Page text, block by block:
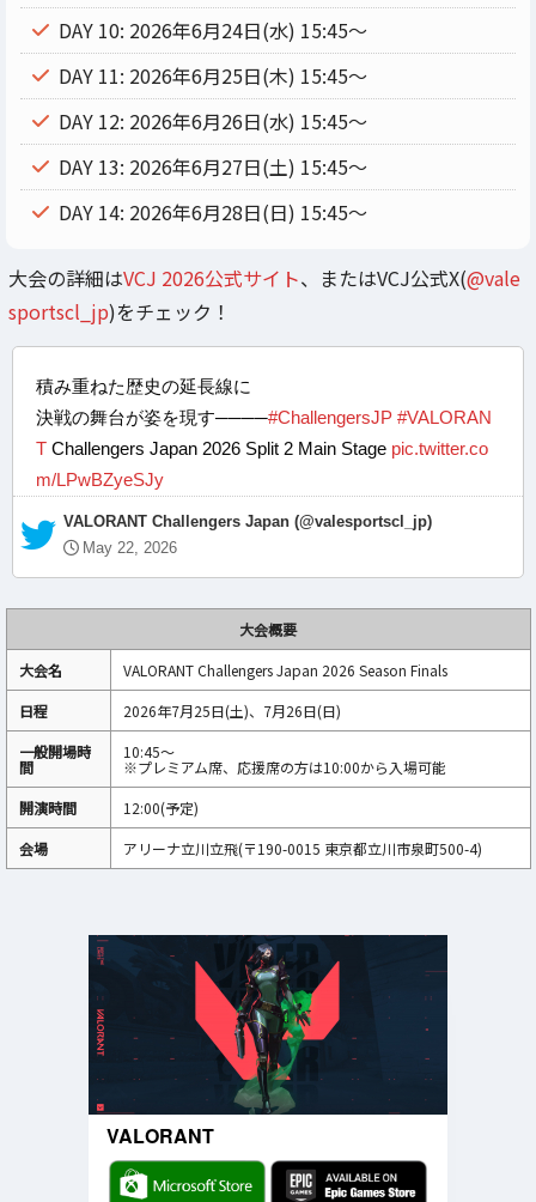
DAY 10: 2026年6月24日(水) 15:45〜
DAY 11: 2026年6月25日(木) 15:45〜
DAY 12: 2026年6月26日(水) 15:45〜
DAY 13: 2026年6月27日(土) 15:45〜
DAY 14: 2026年6月28日(日) 15:45〜
大会の詳細はVCJ 2026公式サイト、またはVCJ公式X(@vale
sportscl_jp)をチェック！
積み重ねた歴史の延長線に
決戦の舞台が姿を現す────#ChallengersJP #VALORAN
T Challengers Japan 2026 Split 2 Main Stage pic.twitter.co
m/LPwBZyeSJy
— VALORANT Challengers Japan (@valesportscl_jp)
May 22, 2026
大会概要
大会名
VALORANT Challengers Japan 2026 Season Finals
日程
2026年7月25日(土)、7月26日(日)
一般開場時
間
10:45〜
※プレミアム席、応援席の方は10:00から入場可能
開演時間
12:00(予定)
会場
アリーナ立川立飛(〒190-0015 東京都立川市泉町500-4)
VALORANT